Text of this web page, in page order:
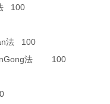
100
法 100
法 100